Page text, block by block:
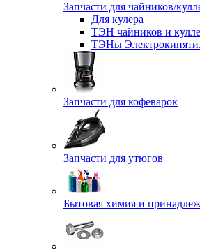
Запчасти для чайников/
Для кулера
ТЭН чайников и
ТЭНы
Запчасти для кофеварок
Запчасти для утюгов
Бытовая химия и